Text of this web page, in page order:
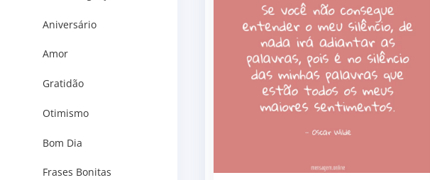
Aniversário
Amor
Gratidão
Otimismo
Bom Dia
Frases Bonitas